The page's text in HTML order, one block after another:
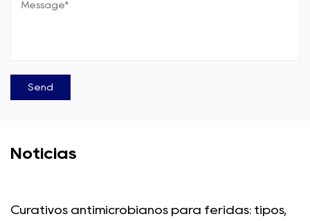
Notícias
Curativos antimicrobianos para feridas: tipos,